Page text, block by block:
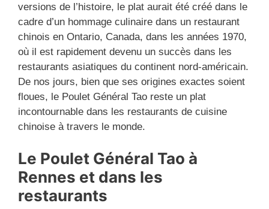
versions de l’histoire, le plat aurait été créé dans le
cadre d’un hommage culinaire dans un restaurant
chinois en Ontario, Canada, dans les années 1970,
où il est rapidement devenu un succès dans les
restaurants asiatiques du continent nord-américain.
De nos jours, bien que ses origines exactes soient
floues, le Poulet Général Tao reste un plat
incontournable dans les restaurants de cuisine
chinoise à travers le monde.
Le Poulet Général Tao à
Rennes et dans les
restaurants